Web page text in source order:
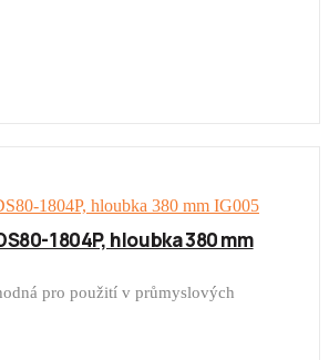
1804P, hloubka 380 mm
pro použití v průmyslových